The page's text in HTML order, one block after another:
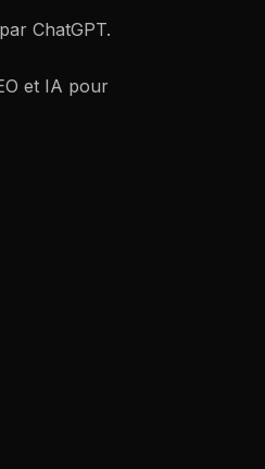
ChatGPT.
et IA pour